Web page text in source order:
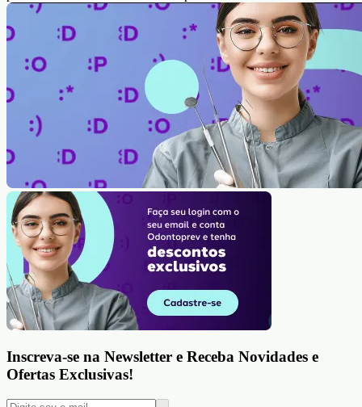
Inscreva-se na Newsletter e Receba Novidades e
Ofertas Exclusivas!